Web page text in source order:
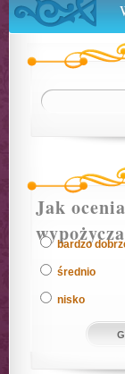
Jak
bardzo
średnio
nisko